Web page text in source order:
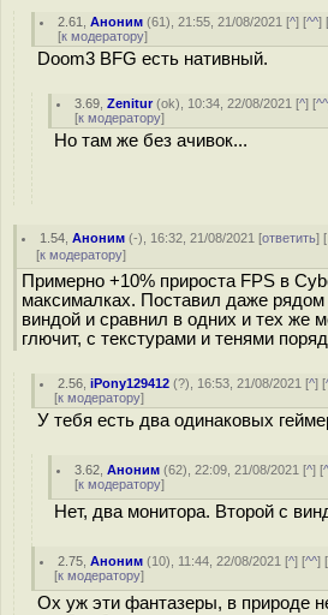
2.61 ,Аноним (61), 21:55, 21/08/2021 [^] [^^]
[к модератору]
Doom3 BFG есть нативный.
3.69 ,Zenitur(ok), 10:34, 22/08/2021 [^] [^^
[к модератору]
Но там же без ачивок...
1.54 ,Аноним (-), 16:32, 21/08/2021 [ответить] [
[к модератору]
Примерно +10% прироста FPS в
максималках. Поставил даже рядом
виндой и сравнил в одних и тех же
глючит, с текстурами и тенями
2.56 ,iPony129412 (?), 16:53, 21/08/2021 [^] [
[к модератору]
У тебя есть два одинаковых
3.62 ,Аноним (62), 22:09, 21/08/2021 [^] [
[к модератору]
Нет, два монитора. Второй с
2.75 ,Аноним (10), 11:44, 22/08/2021 [^] [^^] [
[к модератору]
Ох уж эти фантазеры, в природе